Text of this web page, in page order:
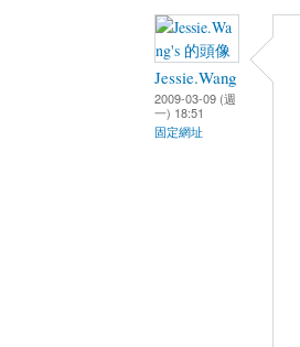
Jessie.Wang
2009-03-09 (週
一) 18:51
固定網址